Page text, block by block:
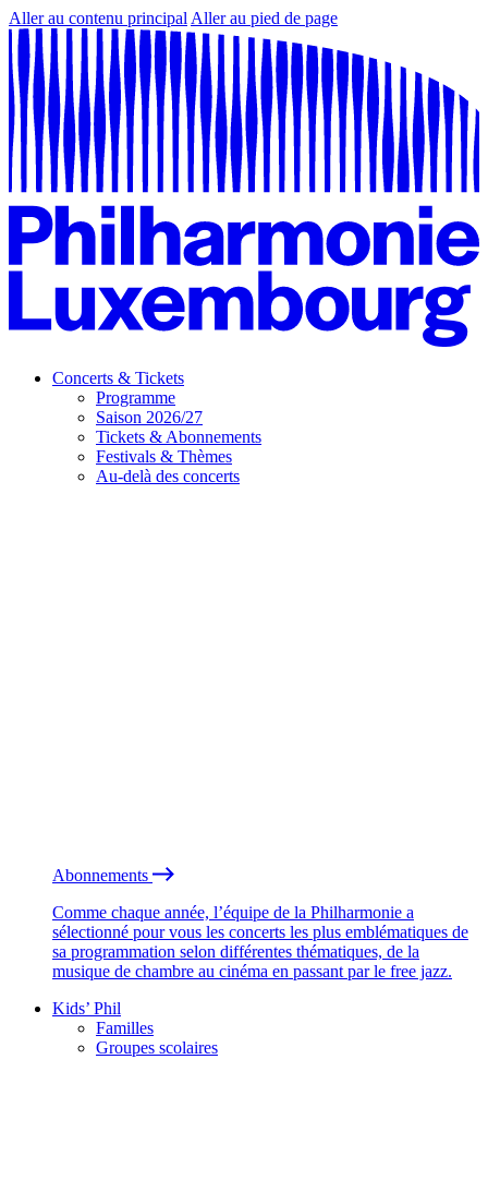
Aller au contenu principal Aller au pied de page
Concerts & Tickets
Programme
Saison 2026/27
Tickets & Abonnements
Festivals & Thèmes
Au-delà des concerts
Abonnements
Comme chaque année, l’équipe de la Philharmonie a
sélectionné pour vous les concerts les plus emblématiques de
sa programmation selon différentes thématiques, de la
musique de chambre au cinéma en passant par le free jazz.
Kids’ Phil
Familles
Groupes scolaires